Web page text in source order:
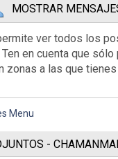
MOSTRAR
ver todos los
en cuenta que
zonas a las que
Menu
-